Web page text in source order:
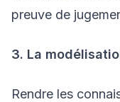
preuve de
3. La
Rendre les